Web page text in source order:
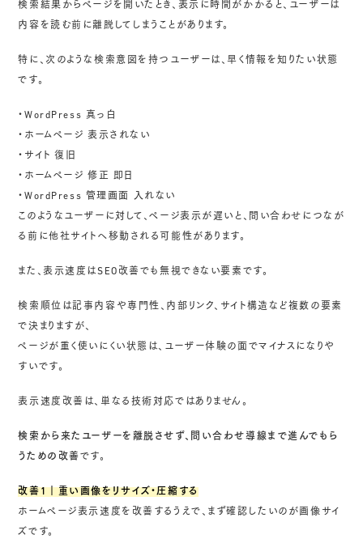
検索結果からページを開いたとき、表示に時間がかかると、ユーザーは
内容を読む前に離脱してしまうことがあります。
特に、次のような検索意図を持つユーザーは、早く情報を知りたい状態
です。
・WordPress 真っ白
・ホームページ 表示されない
・サイト 復旧
・ホームページ 修正 即日
・WordPress 管理画面 入れない
このようなユーザーに対して、ページ表示が遅いと、問い合わせにつなが
る前に他社サイトへ移動される可能性があります。
また、表示速度はSEO改善でも無視できない要素です。
検索順位は記事内容や専門性、内部リンク、サイト構造など複数の要素
で決まりますが、
ページが重く使いにくい状態は、ユーザー体験の面でマイナスになりや
すいです。
表示速度改善は、単なる技術対応ではありません。
検索から来たユーザーを離脱させず、問い合わせ導線まで進んでもら
うための改善です。
改善1｜重い画像をリサイズ・圧縮する
ホームページ表示速度を改善するうえで、まず確認したいのが画像サイ
ズです。